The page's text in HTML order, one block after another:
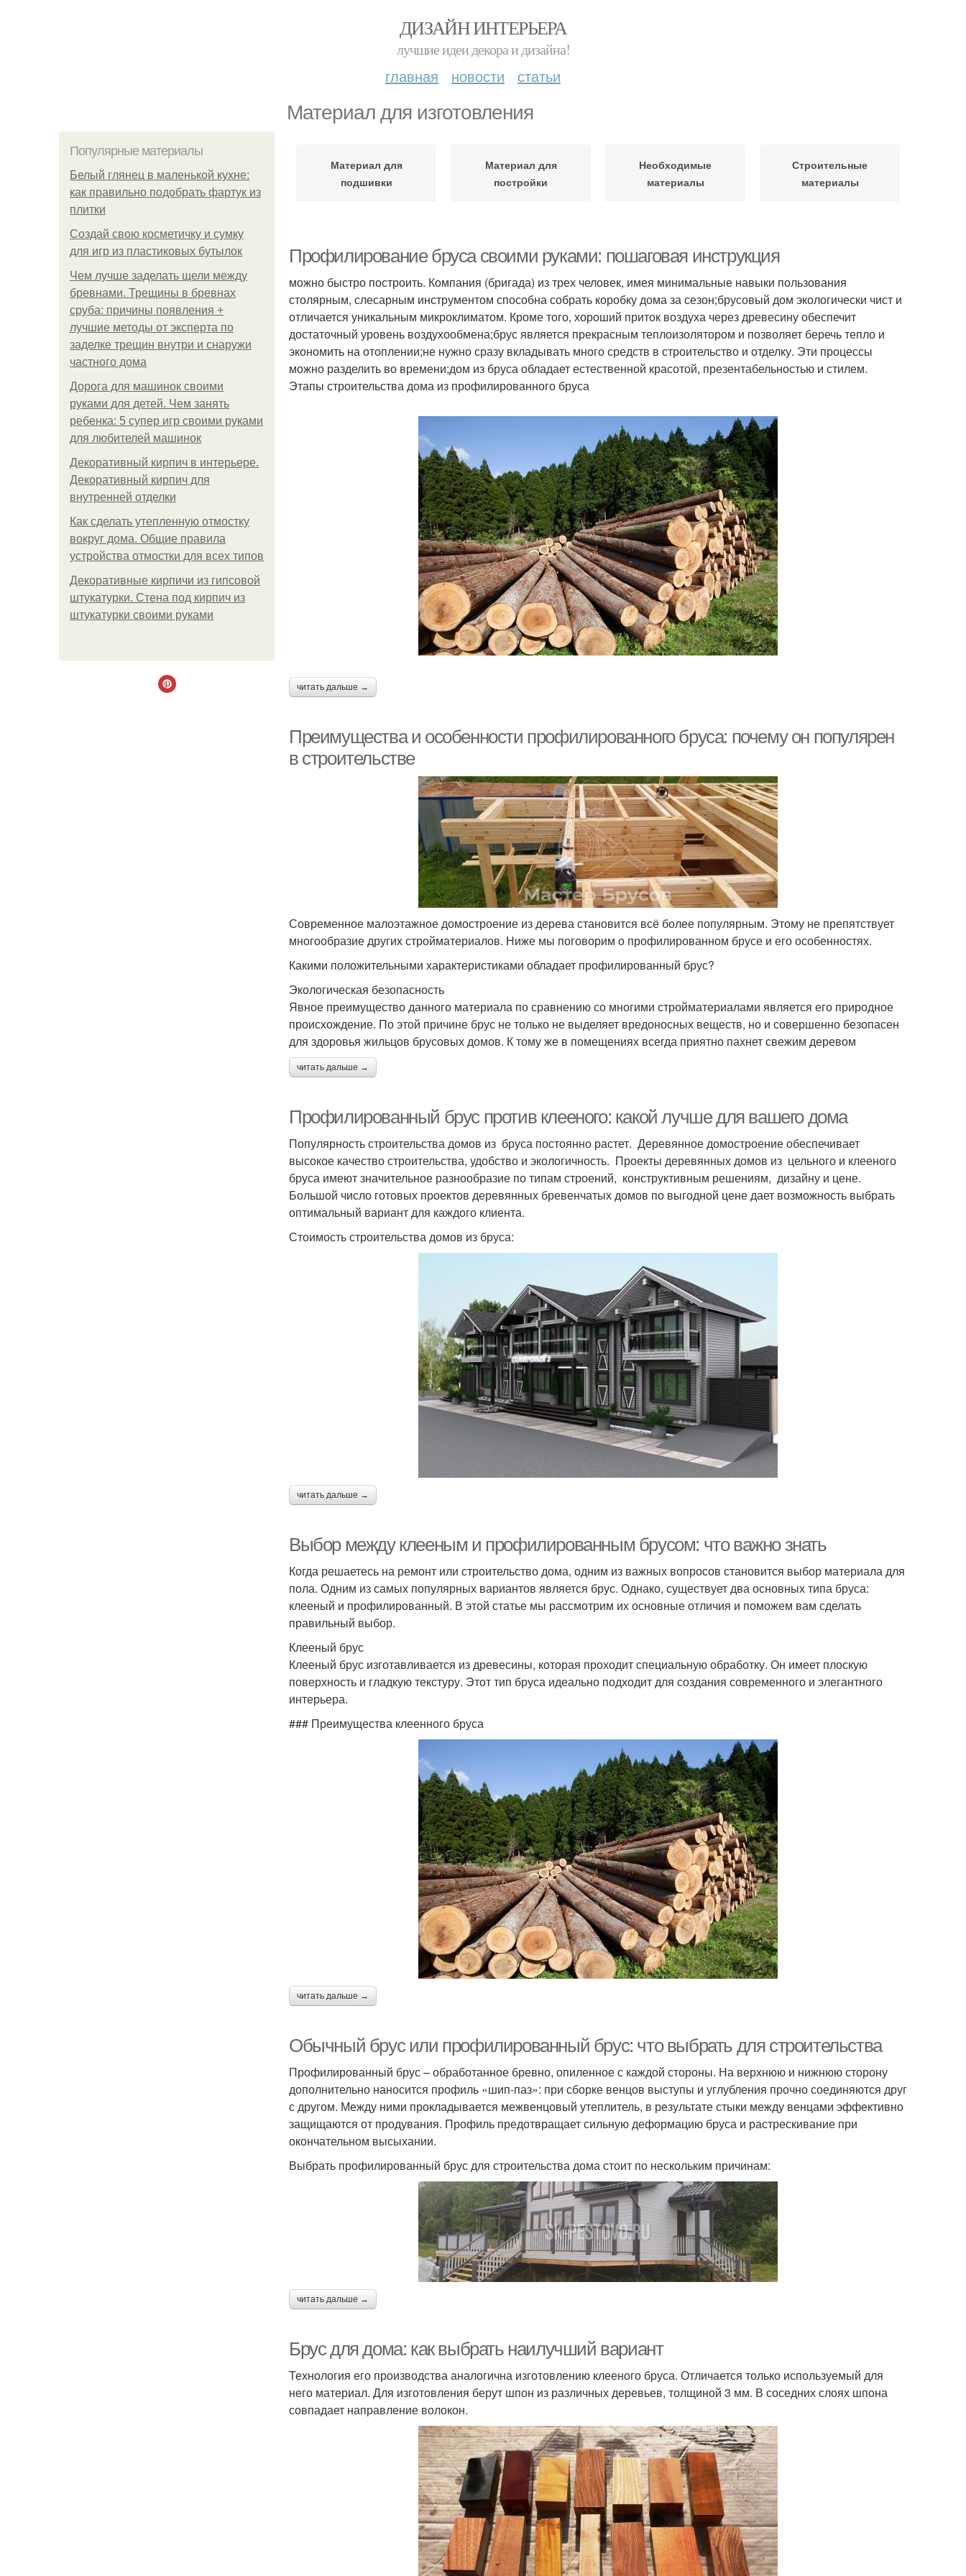
ДИЗАЙН ИНТЕРЬЕРА
лучшие идеи декора и дизайна!
главная новости статьи
Материал для изготовления
Популярные материалы
Белый глянец в маленькой кухне:
как правильно подобрать фартук из
плитки
Создай свою косметичку и сумку
для игр из пластиковых бутылок
Чем лучше заделать щели между
бревнами. Трещины в бревнах
сруба: причины появления +
лучшие методы от эксперта по
заделке трещин внутри и снаружи
частного дома
Дорога для машинок своими
руками для детей. Чем занять
ребенка: 5 супер игр своими руками
для любителей машинок
Декоративный кирпич в интерьере.
Декоративный кирпич для
внутренней отделки
Как сделать утепленную отмостку
вокруг дома. Общие правила
устройства отмостки для всех типов
Декоративные кирпичи из гипсовой
штукатурки. Стена под кирпич из
штукатурки своими руками
Материал для
подшивки
Материал для
постройки
Необходимые
материалы
Строительные
материалы
Профилирование бруса своими руками: пошаговая инструкция
можно быстро построить. Компания (бригада) из трех человек, имея минимальные навыки пользования
столярным, слесарным инструментом способна собрать коробку дома за сезон;брусовый дом экологически чист и
отличается уникальным микроклиматом. Кроме того, хороший приток воздуха через древесину обеспечит
достаточный уровень воздухообмена;брус является прекрасным теплоизолятором и позволяет беречь тепло и
экономить на отоплении;не нужно сразу вкладывать много средств в строительство и отделку. Эти процессы
можно разделить во времени;дом из бруса обладает естественной красотой, презентабельностью и стилем.
Этапы строительства дома из профилированного бруса
читать дальше →
Преимущества и особенности профилированного бруса: почему он популярен
в строительстве
Современное малоэтажное домостроение из дерева становится всё более популярным. Этому не препятствует
многообразие других стройматериалов. Ниже мы поговорим о профилированном брусе и его особенностях.
Какими положительными характеристиками обладает профилированный брус?
Экологическая безопасность
Явное преимущество данного материала по сравнению со многими стройматериалами является его природное
происхождение. По этой причине брус не только не выделяет вредоносных веществ, но и совершенно безопасен
для здоровья жильцов брусовых домов. К тому же в помещениях всегда приятно пахнет свежим деревом
читать дальше →
Профилированный брус против клееного: какой лучше для вашего дома
Популярность строительства домов из бруса постоянно растет. Деревянное домостроение обеспечивает
высокое качество строительства, удобство и экологичность. Проекты деревянных домов из цельного и клееного
бруса имеют значительное разнообразие по типам строений, конструктивным решениям, дизайну и цене.
Большой число готовых проектов деревянных бревенчатых домов по выгодной цене дает возможность выбрать
оптимальный вариант для каждого клиента.
Стоимость строительства домов из бруса:
читать дальше →
Выбор между клееным и профилированным брусом: что важно знать
Когда решаетесь на ремонт или строительство дома, одним из важных вопросов становится выбор материала для
пола. Одним из самых популярных вариантов является брус. Однако, существует два основных типа бруса:
клееный и профилированный. В этой статье мы рассмотрим их основные отличия и поможем вам сделать
правильный выбор.
Клееный брус
Клееный брус изготавливается из древесины, которая проходит специальную обработку. Он имеет плоскую
поверхность и гладкую текстуру. Этот тип бруса идеально подходит для создания современного и элегантного
интерьера.
### Преимущества клеенного бруса
читать дальше →
Обычный брус или профилированный брус: что выбрать для строительства
Профилированный брус – обработанное бревно, опиленное с каждой стороны. На верхнюю и нижнюю сторону
дополнительно наносится профиль «шип-паз»: при сборке венцов выступы и углубления прочно соединяются друг
с другом. Между ними прокладывается межвенцовый утеплитель, в результате стыки между венцами эффективно
защищаются от продувания. Профиль предотвращает сильную деформацию бруса и растрескивание при
окончательном высыхании.
Выбрать профилированный брус для строительства дома стоит по нескольким причинам:
читать дальше →
Брус для дома: как выбрать наилучший вариант
Технология его производства аналогична изготовлению клееного бруса. Отличается только используемый для
него материал. Для изготовления берут шпон из различных деревьев, толщиной 3 мм. В соседних слоях шпона
совпадает направление волокон.